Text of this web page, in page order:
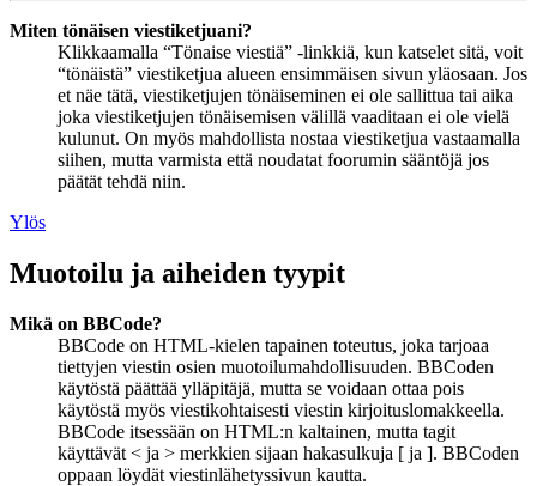
Miten tönäisen viestiketjuani?
Klikkaamalla “Tönaise viestiä” -linkkiä, kun katselet sitä, voit
“tönäistä” viestiketjua alueen ensimmäisen sivun yläosaan. Jos
et näe tätä, viestiketjujen tönäiseminen ei ole sallittua tai aika
joka viestiketjujen tönäisemisen välillä vaaditaan ei ole vielä
kulunut. On myös mahdollista nostaa viestiketjua vastaamalla
siihen, mutta varmista että noudatat foorumin sääntöjä jos
päätät tehdä niin.
Ylös
Muotoilu ja aiheiden tyypit
Mikä on BBCode?
BBCode on HTML-kielen tapainen toteutus, joka tarjoaa
tiettyjen viestin osien muotoilumahdollisuuden. BBCoden
käytöstä päättää ylläpitäjä, mutta se voidaan ottaa pois
käytöstä myös viestikohtaisesti viestin kirjoituslomakkeella.
BBCode itsessään on HTML:n kaltainen, mutta tagit
käyttävät < ja > merkkien sijaan hakasulkuja [ ja ]. BBCoden
oppaan löydät viestinlähetyssivun kautta.